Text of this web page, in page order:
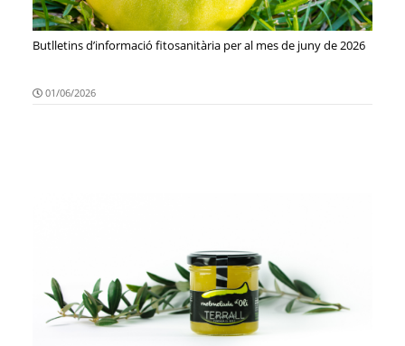
Butlletins d’informació fitosanitària per al mes de juny de 2026
01/06/2026